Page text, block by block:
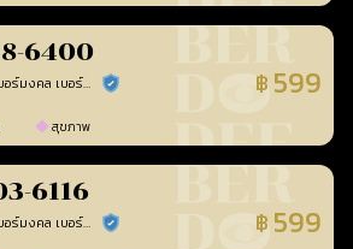
6400
อภิญญาเบอร์มงคล เบอร์สวยเลขศาสตร์ ร้านยืนยันแล้ว ฿ 599
สุขภาพ
6116
อภิญญาเบอร์มงคล เบอร์สวยเลขศาสตร์ ร้านยืนยันแล้ว ฿ 599